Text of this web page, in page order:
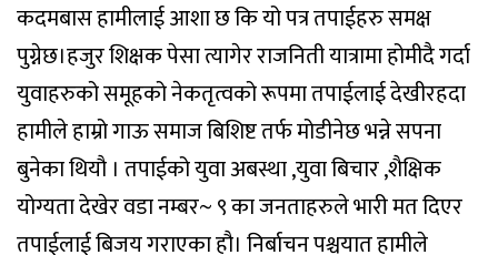
कदमबास हामीलाई आशा छ कि यो पत्र तपाईहरु समक्ष
पुग्नेछ।हजुर शिक्षक पेसा त्यागेर राजनिती यात्रामा होमीदै गर्दा
युवाहरुको समूहको नेकतृत्वको रूपमा तपाईलाई देखीरहदा
हामीले हाम्रो गाऊ समाज बिशिष्ट तर्फ मोडीनेछ भन्ने सपना
बुनेका थियौ । तपाईको युवा अबस्था ,युवा बिचार ,शैक्षिक
योग्यता देखेर वडा नम्बर~ ९ का जनताहरुले भारी मत दिएर
तपाईलाई बिजय गराएका हौ। निर्बाचन पश्चयात हामीले